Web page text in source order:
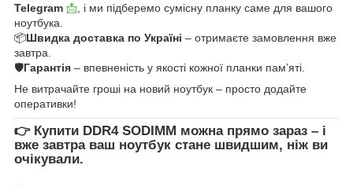
Telegram 📩 , і ми підберемо сумісну планку саме для вашого
ноутбука.
📦Швидка доставка по Україні – отримаєте замовлення вже
завтра.
🛡Гарантія – впевненість у якості кожної планки пам’яті.
Не витрачайте гроші на новий ноутбук – просто додайте
оперативки!
👉 Купити DDR4 SODIMM можна прямо зараз – і
вже завтра ваш ноутбук стане швидшим, ніж ви
очікували.